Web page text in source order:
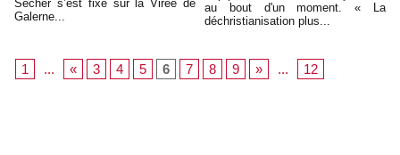
Secher s’est fixé sur la Virée de
Galerne...
au bout d'un moment. « La
déchristianisation plus...
1 ... « 3 4 5 6 7 8 9 » ... 12